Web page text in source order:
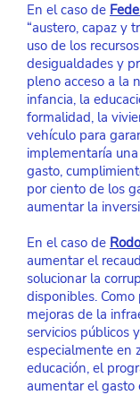
En el caso de
“austero, capaz y
uso de los
desigualdades y
pleno acceso a la
infancia, la
formalidad, la
vehículo para
implementaría
gasto,
por ciento de los
aumentar la
En el caso de
aumentar el
solucionar la
disponibles.
mejoras de la
servicios públicos
especialmente en
educación, el
aumentar el gasto